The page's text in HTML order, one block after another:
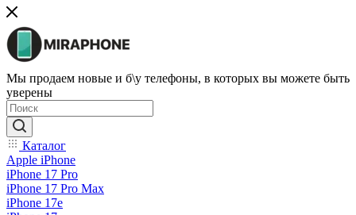
Мы продаем новые и б\у телефоны, в которых вы можете быть
уверены
Каталог
Apple iPhone
iPhone 17 Pro
iPhone 17 Pro Max
iPhone 17e